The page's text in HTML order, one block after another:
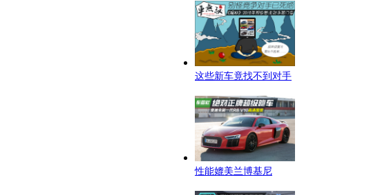
这些新车竟找不到对手
性能媲美兰博基尼